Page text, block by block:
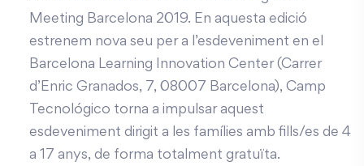
Meeting Barcelona 2019. En aquesta edició
estrenem nova seu per a l’esdeveniment en el
Barcelona Learning Innovation Center (Carrer
d’Enric Granados, 7, 08007 Barcelona), Camp
Tecnológico torna a impulsar aquest
esdeveniment dirigit a les famílies amb fills/es de 4
a 17 anys, de forma totalment gratuïta.